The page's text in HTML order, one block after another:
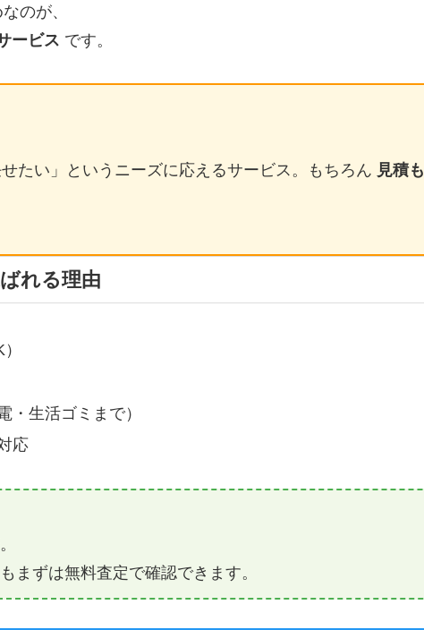
のが、
ービス です。
たい」というニーズに応えるサービス。もちろん 見積も
れる理由
・生活ゴミまで）
応
まずは無料査定で確認できます。